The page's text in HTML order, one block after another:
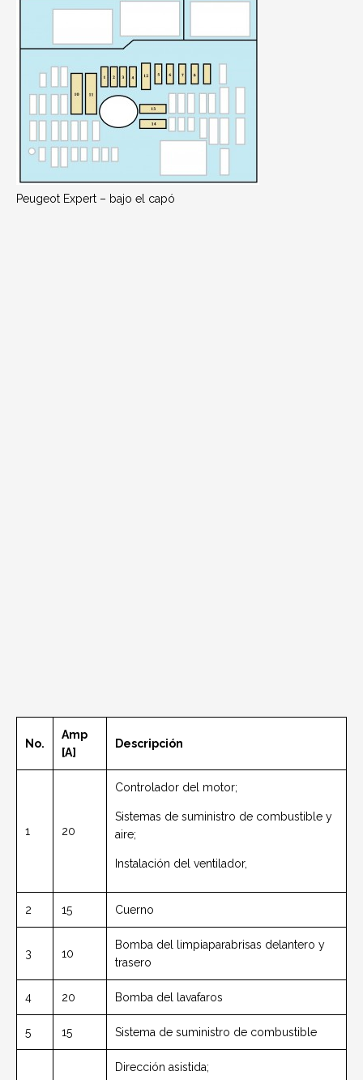
Peugeot Expert – bajo el capó
No.
Amp
[A]
Descripción
1 20
Controlador del motor;
Sistemas de suministro de combustible y
aire;
Instalación del ventilador,
2 15 Cuerno
3 10
Bomba del limpiaparabrisas delantero y
trasero
4 20 Bomba del lavafaros
5 15 Sistema de suministro de combustible
Dirección asistida;